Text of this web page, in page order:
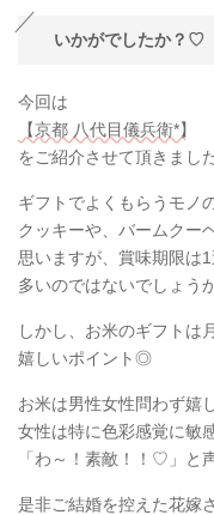
いかがでしたか？♡
今回は
【京都 八代目儀兵衛*】
をご紹介させて頂きまし
ギフトでよくもらうモノ
クッキーや、バームクー
思いますが、賞味期限は
多いのではないでしょう
しかし、お米のギフトは
嬉しいポイント◎
お米は男性女性問わず嬉
女性は特に色彩感覚に敏
「わ～！素敵！！♡」と
是非ご結婚を控えた花嫁